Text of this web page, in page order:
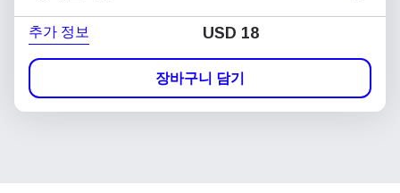
추가 정보 USD 18
장바구니 담기